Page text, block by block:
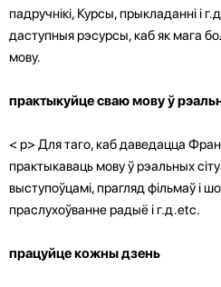
падручнікі, Курсы, прыкладанні і
даступныя рэсурсы, каб як мага
мову.
практыкуйце сваю мову ў
< p> Для таго, каб даведацца
практыкаваць мову ў рэальных
выступоўцамі, прагляд фільмаў і
праслухоўванне радыё і г.д.etc.
працуйце кожны дзень